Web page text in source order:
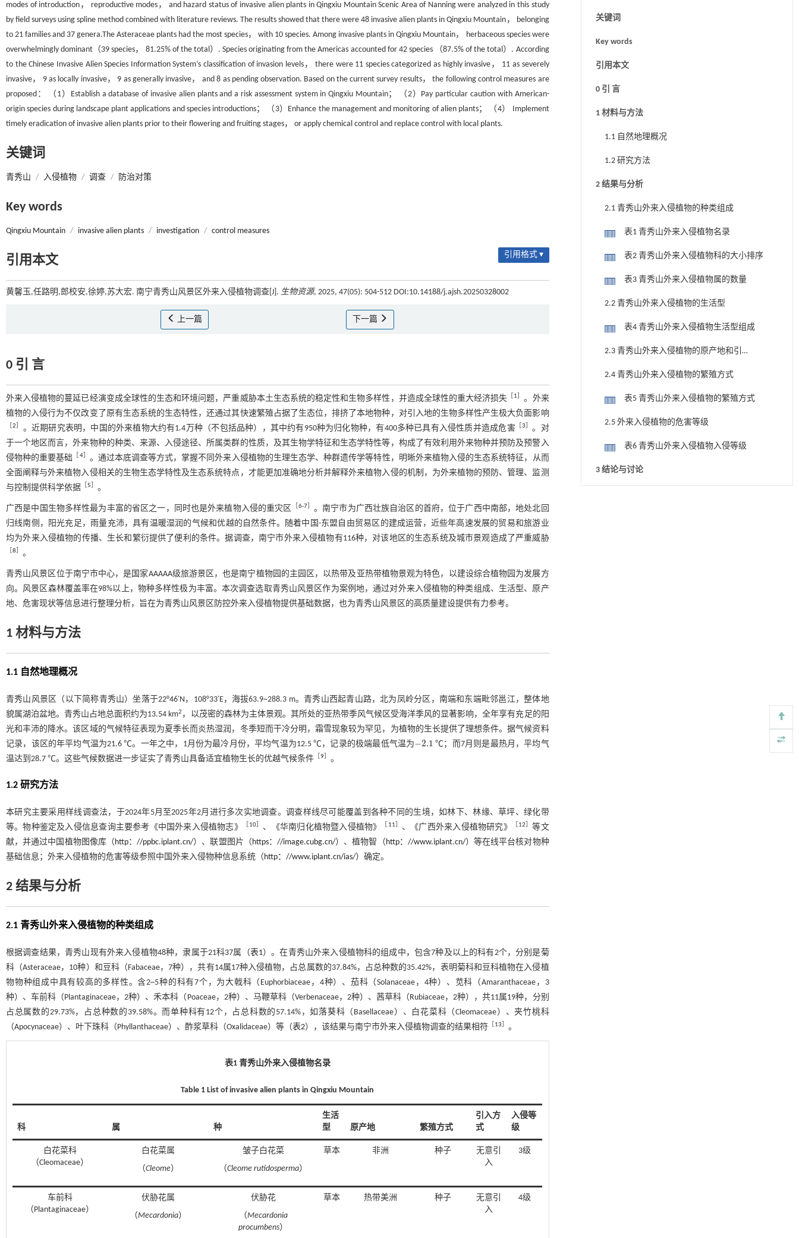
modes of introduction， reproductive modes， and hazard status of invasive alien plants in Qingxiu Mountain Scenic Area of Nanning were analyzed in this study
by field surveys using spline method combined with literature reviews. The results showed that there were 48 invasive alien plants in Qingxiu Mountain， belonging
to 21 families and 37 genera.The Asteraceae plants had the most species， with 10 species. Among invasive plants in Qingxiu Mountain， herbaceous species were
overwhelmingly dominant（39 species， 81.25% of the total）. Species originating from the Americas accounted for 42 species （87.5% of the total）. According
to the Chinese Invasive Alien Species Information System’s classification of invasion levels， there were 11 species categorized as highly invasive， 11 as severely
invasive， 9 as locally invasive， 9 as generally invasive， and 8 as pending observation. Based on the current survey results， the following control measures are
proposed： （1）Establish a database of invasive alien plants and a risk assessment system in Qingxiu Mountain； （2）Pay particular caution with American-
origin species during landscape plant applications and species introductions； （3）Enhance the management and monitoring of alien plants； （4） Implement
timely eradication of invasive alien plants prior to their flowering and fruiting stages， or apply chemical control and replace control with local plants.
关键词
青秀山 / 入侵植物 / 调查 / 防治对策
Key words
Qingxiu Mountain / invasive alien plants / investigation / control measures
引用本文 引用格式 ▾
黄馨玉,任路明,郎校安,徐婷,苏大宏. 南宁青秀山风景区外来入侵植物调查[J]. 生物资源, 2025, 47(05): 504-512 DOI:10.14188/j.ajsh.20250328002
上一篇 下一篇
0 引 言
外来入侵植物的蔓延已经演变成全球性的生态和环境问题，严重威胁本土生态系统的稳定性和生物多样性，并造成全球性的重大经济损失 1
。外来
植物的入侵行为不仅改变了原有生态系统的生态特性，还通过其快速繁殖占据了生态位，排挤了本地物种，对引入地的生物多样性产生极大负面影响
［2 。近期研究表明，中国的外来植物大约有1.4万种（不包括品种），其中约有950种为归化物种，有400多种已具有入侵性质并造成危害 3
。对
于一个地区而言，外来物种的种类、来源、入侵途径、所属类群的性质，及其生物学特征和生态学特性等，构成了有效利用外来物种并预防及预警入
侵物种的重要基础
4］ 。通过本底调查等方式，掌握不同外来入侵植物的生理生态学、种群遗传学等特性，明晰外来植物入侵的生态系统特征，从而
全面阐释与外来植物入侵相关的生物生态学特性及生态系统特点，才能更加准确地分析并解释外来植物入侵的机制，为外来植物的预防、管理、监测
与控制提供科学依据
5 。
广西是中国生物多样性最为丰富的省区之一，同时也是外来植物入侵的重灾区 6-7］ 。南宁市为广西壮族自治区的首府，位于广西中南部，地处北回
归线南侧，阳光充足，雨量充沛，具有温暖湿润的气候和优越的自然条件。随着中国-东盟自由贸易区的建成运营，近些年高速发展的贸易和旅游业
均为外来入侵植物的传播、生长和繁衍提供了便利的条件。据调查，南宁市外来入侵植物有116种，对该地区的生态系统及城市景观造成了严重威胁
8 。
青秀山风景区位于南宁市中心，是国家AAAAA级旅游景区，也是南宁植物园的主园区，以热带及亚热带植物景观为特色，以建设综合植物园为发展方
向。风景区森林覆盖率在98%以上，物种多样性极为丰富。本次调查选取青秀山风景区作为案例地，通过对外来入侵植物的种类组成、生活型、原产
地、危害现状等信息进行整理分析，旨在为青秀山风景区防控外来入侵植物提供基础数据，也为青秀山风景区的高质量建设提供有力参考。
1 材料与方法
1.1 自然地理概况
青秀山风景区（以下简称青秀山）坐落于22°46′N，108°33′E，海拔63.9~288.3 m。青秀山西起青山路，北为凤岭分区，南端和东端毗邻邕江，整体地
貌属湖泊盆地。青秀山占地总面积约为13.54 km2 ，以茂密的森林为主体景观。其所处的亚热带季风气候区受海洋季风的显著影响，全年享有充足的阳
光和丰沛的降水。该区域的气候特征表现为夏季长而炎热湿润，冬季短而干冷分明，霜雪现象较为罕见，为植物的生长提供了理想条件。据气候资料
记录，该区的年平均气温为21.6 ℃。一年之中，1月份为最冷月份，平均气温为12.5 ℃，记录的极端最低气温为−2.1
-2.1
℃；而7月则是最热月，平均气
温达到28.7 ℃。这些气候数据进一步证实了青秀山具备适宜植物生长的优越气候条件
9 。
1.2 研究方法
本研究主要采用样线调查法，于2024年5月至2025年2月进行多次实地调查。调查样线尽可能覆盖到各种不同的生境，如林下、林缘、草坪、绿化带
等。物种鉴定及入侵信息查询主要参考《中国外来入侵植物志》
10 、《华南归化植物暨入侵植物》 11 、《广西外来入侵植物研究》 12 ］等文
献，并通过中国植物图像库（http：//ppbc.iplant.cn/）、联盟图片（https：//image.cubg.cn/）、植物智（http：//www.iplant.cn/）等在线平台核对物种
基础信息；外来入侵植物的危害等级参照中国外来入侵物种信息系统（http：//www.iplant.cn/ias/）确定。
2 结果与分析
2.1 青秀山外来入侵植物的种类组成
根据调查结果，青秀山现有外来入侵植物48种，隶属于21科37属（表1）。在青秀山外来入侵植物科的组成中，包含7种及以上的科有2个，分别是菊
科（Asteraceae，10种）和豆科（Fabaceae，7种），共有14属17种入侵植物，占总属数的37.84%，占总种数的35.42%，表明菊科和豆科植物在入侵植
物物种组成中具有较高的多样性。含2~5种的科有7个，为大戟科（Euphorbiaceae，4种）、茄科（Solanaceae，4种）、苋科（Amaranthaceae，3
种）、车前科（Plantaginaceae，2种）、禾本科（Poaceae，2种）、马鞭草科（Verbenaceae，2种）、茜草科（Rubiaceae，2种），共11属19种，分别
占总属数的29.73%，占总种数的39.58%。而单种科有12个，占总科数的57.14%，如落葵科（Basellaceae）、白花菜科（Cleomaceae）、夹竹桃科
（Apocynaceae）、叶下珠科（Phyllanthaceae）、酢浆草科（Oxalidaceae）等（表2），该结果与南宁市外来入侵植物调查的结果相符 13 。
表1 青秀山外来入侵植物名录
Table 1 List of invasive alien plants in Qingxiu Mountain
科 属 种
生活
型
原产地 繁殖方式
引入方
式
入侵等
级
白花菜科
（Cleomaceae）
白花菜属
（Cleome）
皱子白花菜
（Cleome rutidosperma）
草本 非洲 种子
无意引
入
3级
车前科
（Plantaginaceae）
伏胁花属
（Mecardonia）
伏胁花
（Mecardonia
procumbens）
草本 热带美洲 种子
无意引
入
4级
关键词
Key words
引用本文
0 引 言
1 材料与方法
1.1 自然地理概况
1.2 研究方法
2 结果与分析
2.1 青秀山外来入侵植物的种类组成
表1 青秀山外来入侵植物名录
表2 青秀山外来入侵植物科的大小排序
表3 青秀山外来入侵植物属的数量
2.2 青秀山外来入侵植物的生活型
表4 青秀山外来入侵植物生活型组成
2.3 青秀山外来入侵植物的原产地和引
2.4 青秀山外来入侵植物的繁殖方式
表5 青秀山外来入侵植物的繁殖方式
2.5 外来入侵植物的危害等级
表6 青秀山外来入侵植物入侵等级
3 结论与讨论
Increasing yield and mitigating environmental